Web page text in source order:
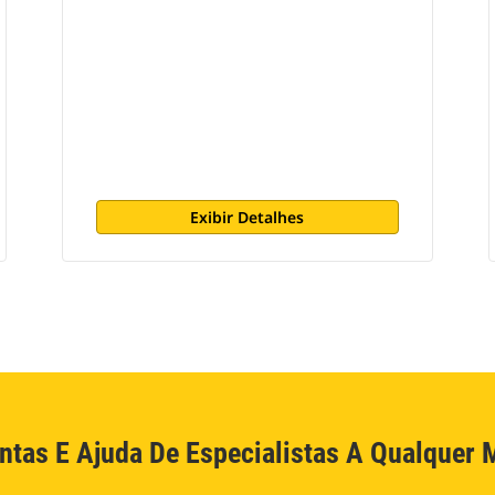
Exibir Detalhes
E Ajuda De Especialistas A Qualquer